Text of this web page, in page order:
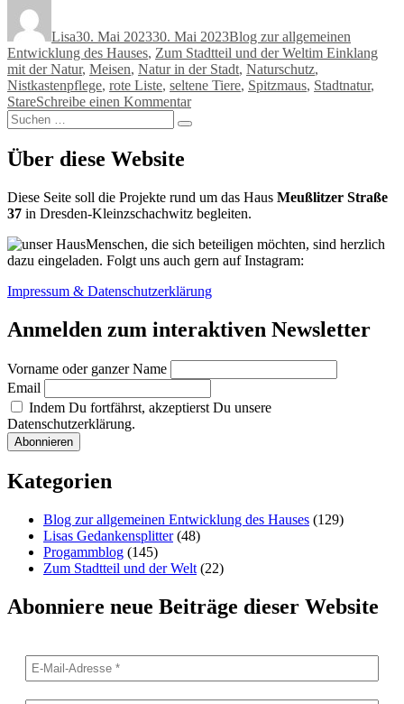
Lisa30. Mai 202330. Mai 2023Blog zur allgemeinen
Entwicklung des Hauses, Zum Stadtteil und der WeltSchlagwörter
im Einklang
mit der Natur, Meisen, Natur in der Stadt, Naturschutz,
Nistkastenpflege, rote Liste, seltene Tiere, Spitzmaus, Stadtnatur,
StareSchreibe einen Kommentarzu
eine
tote
und
andere
Suchen
nach:
Suchen
Über diese Website
Diese Seite soll die Projekte rund um das Haus Meußlitzer Straße
37 in Dresden-Kleinzschachwitz begleiten.
Menschen, die sich beteiligen möchten, sind herzlich
dazu eingeladen. Folgt uns auch gern auf Instagram:
Impressum & Datenschutzerklärung
Anmelden zum interaktiven Newsletter
Vorname oder ganzer Name
Email
Indem Du fortfährst, akzeptierst Du unsere
Datenschutzerklärung.
Kategorien
Blog zur allgemeinen Entwicklung des Hauses (129)
Lisas Gedankensplitter(48)
Progammblog (145)
Zum Stadtteil und der Welt (22)
Abonniere neue Beiträge dieser Website